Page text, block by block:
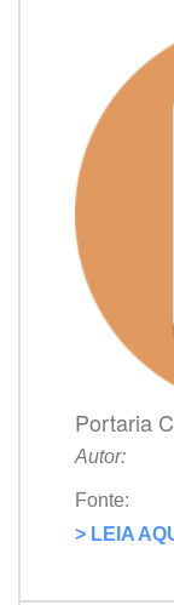
Portaria
Autor:
Fonte:
> LEIA